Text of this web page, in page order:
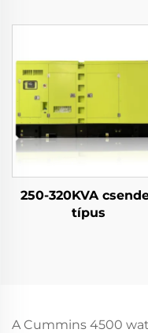
250-320KVA
típus
A Cummins 4500